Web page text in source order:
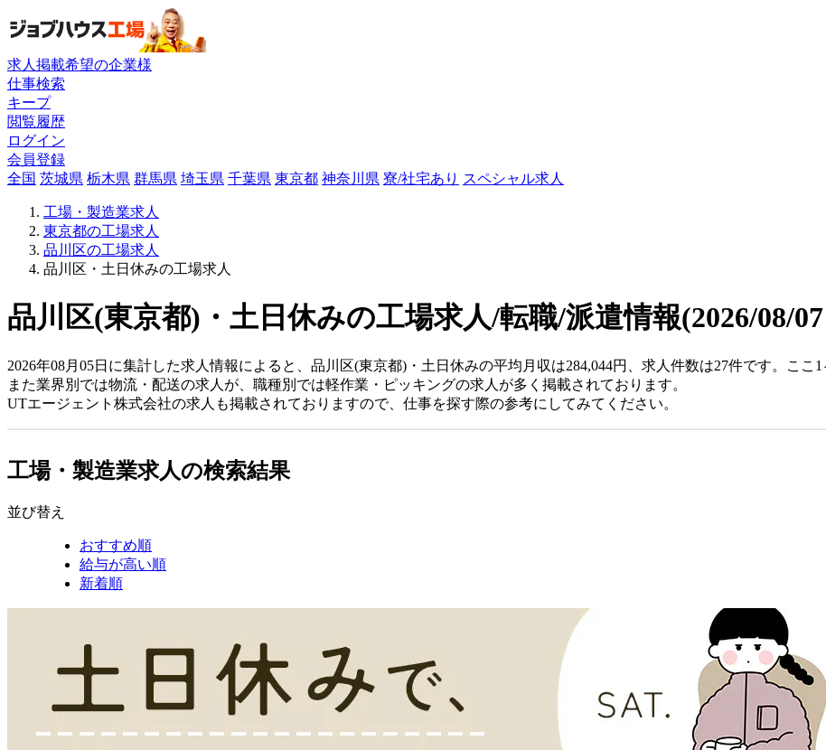
求人掲載希望の企業様
仕事検索
キープ
閲覧履歴
ログイン
会員登録
全国 茨城県 栃木県 群馬県 埼玉県 千葉県 東京都 神奈川県 寮/社宅あり スペシャル求人
工場・製造業求人
東京都の工場求人
品川区の工場求人
品川区・土日休みの工場求人
品川区(東京都)・土日休みの工場求人/転職/派遣情報(2026/08/
2026年08月05日に集計した求人情報によると、品川区(東京都)・土日休みの平均月収は284,044円、求人件数は27件です。ここ
また業界別では物流・配送の求人が、職種別では軽作業・ピッキングの求人が多く掲載されております。
UTエージェント株式会社の求人も掲載されておりますので、仕事を探す際の参考にしてみてください。
工場・製造業求人の検索結果
並び替え
おすすめ順
給与が高い順
新着順